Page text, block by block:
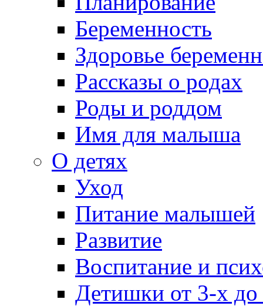
Беременность
Здоровье
Рассказы о родах
Роды и роддом
Имя для малыша
О детях
Уход
Питание малышей
Развитие
Воспитание и
Детишки от 3-х